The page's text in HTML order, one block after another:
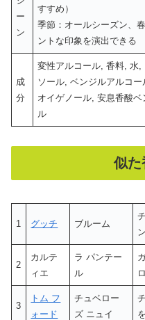
ー
ン
すすめ）
季節：オールシーズン、
ントな印象を演出できる
成
分
変性アルコール, 香料, 水
ソール, ベンジルアルコ
オイゲノール, 安息香酸
ル
似た
1 グッチ ブルーム
2
カルテ
ィエ
ラ パンテー
ル
3
トム フ
ォード
チュベロー
ズ ニュイ